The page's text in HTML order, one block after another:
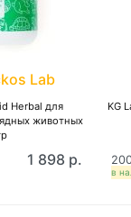
Lab
Herbal для
животных
1 898 р.
KG
в